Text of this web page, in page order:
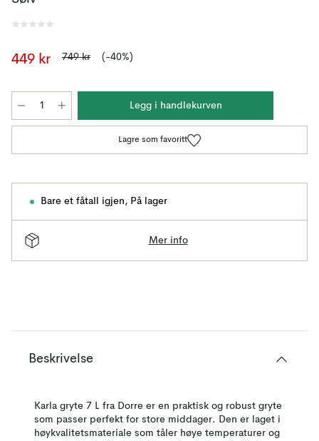
449 kr 749 kr (-40%)
Legg i handlekurven
Lagre som favoritt
Bare et fåtall igjen, På lager
Mer info
Beskrivelse
Karla gryte 7 L fra Dorre er en praktisk og robust gryte
som passer perfekt for store middager. Den er laget i
høykvalitetsmateriale som tåler høye temperaturer og